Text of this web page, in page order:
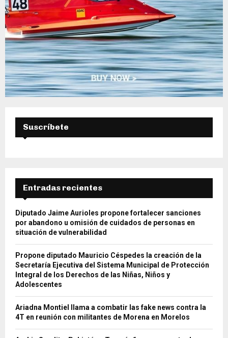
Suscríbete
Entradas recientes
Diputado Jaime Aurioles propone fortalecer sanciones
por abandono u omisión de cuidados de personas en
situación de vulnerabilidad
Propone diputado Mauricio Céspedes la creación de la
Secretaría Ejecutiva del Sistema Municipal de Protección
Integral de los Derechos de las Niñas, Niños y
Adolescentes
Ariadna Montiel llama a combatir las fake news contra la
4T en reunión con militantes de Morena en Morelos